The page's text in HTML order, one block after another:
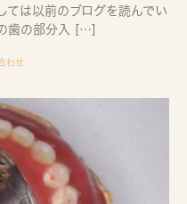
ては以前のブログを読んでい
歯の部分入 […]
わせ